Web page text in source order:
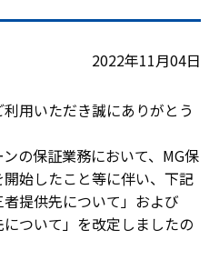
2022年11月04日
用いただき誠にありがとう
の保証業務において、MG保
始したこと等に伴い、下記
提供先について」および
について」を改定しましたの